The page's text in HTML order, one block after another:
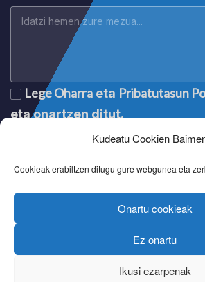
Kudeatu Cookien
Cookieak erabiltzen ditugu gure webgunea eta
Onartu cookieak
Ez onartu
Ikusi ezarpenak
Lege Oharra eta Pribatutasun
eta onartzen ditut.
confidentialité|Privacy